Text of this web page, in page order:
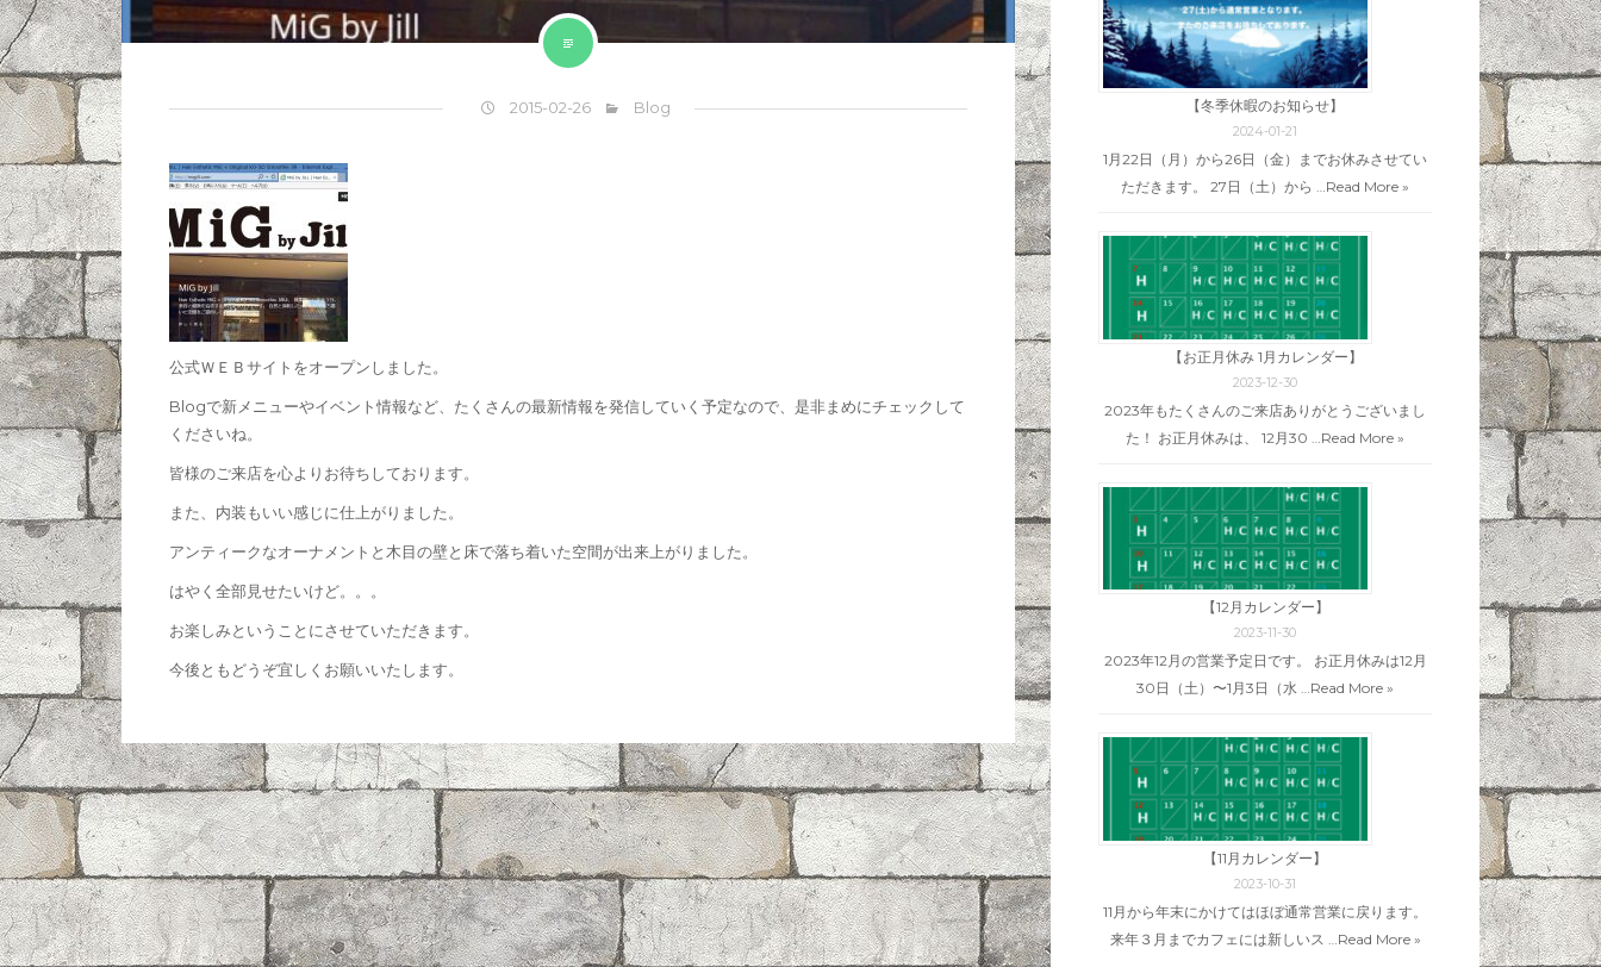
2015-02-26 Blog
公式ＷＥＢサイトをオープンしました。
Blogで新メニューやイベント情報など、たくさんの最新情報を発信していく予定なので、是非まめにチェックして
くださいね。
皆様のご来店を心よりお待ちしております。
また、内装もいい感じに仕上がりました。
アンティークなオーナメントと木目の壁と床で落ち着いた空間が出来上がりました。
はやく全部見せたいけど。。。
お楽しみということにさせていただきます。
今後ともどうぞ宜しくお願いいたします。
【冬季休暇のお知らせ】
2024-01-21
1月22日（月）から26日（金）までお休みさせてい
ただきます。 27日（土）から … Read More »
【お正月休み 1月カレンダー】
2023-12-30
2023年もたくさんのご来店ありがとうございまし
た！ お正月休みは、 12月30 … Read More »
【12月カレンダー】
2023-11-30
2023年12月の営業予定日です。 お正月休みは12月
30日（土）〜1月3日（水 …Read More »
【11月カレンダー】
2023-10-31
11月から年末にかけてはほぼ通常営業に戻ります。
来年３月までカフェには新しいス …Read More »